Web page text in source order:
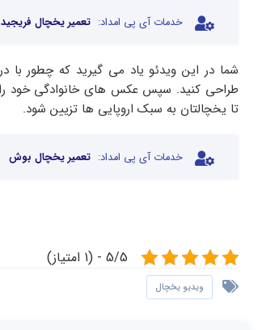
خدمات آی پی امداد: تعمیر یخچال
شما در این ویدئو یاد می گیرید که چطور
طراحی کنید. سپس عکس های خانوادگی خود
تا یخچالتان به سبک اروپایی ها تزیین شود.
خدمات آی پی امداد: تعمیر یخچال بوش
5/5 - (1 امتیاز)
ویدیو یخچال